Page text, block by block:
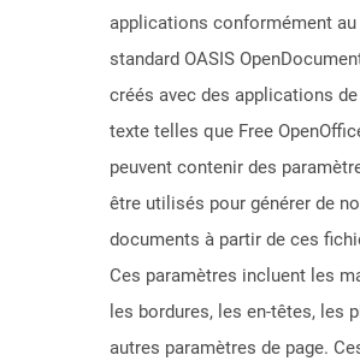
applications conformément
standard OASIS
créés avec des applications
texte telles que Free
peuvent contenir des
être utilisés pour générer de
documents à partir de ces
Ces paramètres incluent les
les bordures, les en-têtes, les
autres paramètres de page.